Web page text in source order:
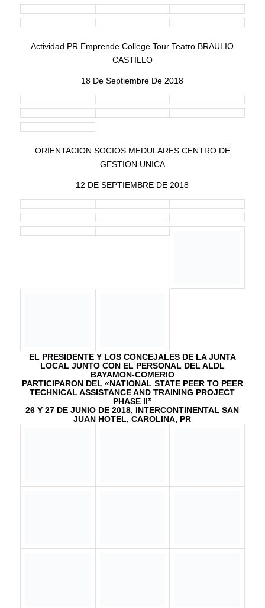
Actividad PR Emprende College Tour Teatro BRAULIO
CASTILLO
18 De Septiembre De 2018
ORIENTACION SOCIOS MEDULARES CENTRO DE
GESTION UNICA
12 DE SEPTIEMBRE DE 2018
Los Talleres de Literacia Financiera y Preparación para el
Empleo se ofrecieron los días 12 y 13 de junio de 2018, en
la Local de Comerío (Salón de Conferencias) para 33